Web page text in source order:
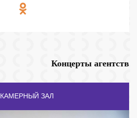
Концерты агентств
КАМЕРНЫЙ ЗАЛ